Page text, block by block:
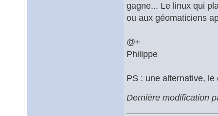
gagne... Le linux qui
ou aux géomaticiens
@+
Philippe
PS : une alternative,
Dernière modification